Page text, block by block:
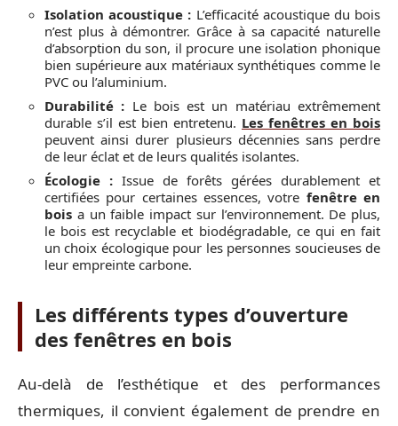
Isolation acoustique : L’efficacité acoustique du bois
n’est plus à démontrer. Grâce à sa capacité naturelle
d’absorption du son, il procure une isolation phonique
bien supérieure aux matériaux synthétiques comme le
PVC ou l’aluminium.
Durabilité : Le bois est un matériau extrêmement
durable s’il est bien entretenu. Les fenêtres en bois
peuvent ainsi durer plusieurs décennies sans perdre
de leur éclat et de leurs qualités isolantes.
Écologie : Issue de forêts gérées durablement et
certifiées pour certaines essences, votre fenêtre en
bois a un faible impact sur l’environnement. De plus,
le bois est recyclable et biodégradable, ce qui en fait
un choix écologique pour les personnes soucieuses de
leur empreinte carbone.
Les différents types d’ouverture
des fenêtres en bois
Au-delà de l’esthétique et des performances
thermiques, il convient également de prendre en